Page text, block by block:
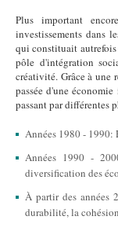
Plus important
investissements dans
qui constituait
pôle d'intégration
créativité. Grâce à
passée d'une
passant par différentes
Années 1980 -
Années 1990 -
diversification des
À partir des années
durabilité, la